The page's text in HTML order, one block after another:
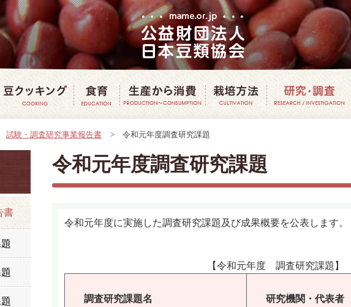
試験・調査研究事業報告書 > 令和元年度調査研究課題
令和元年度調査研究課題
令和元年度に実施した調査研究課題及び成果概要を公表します。
【令和元年度 調査研究課題】
調査研究課題名 研究機関・代表者
書